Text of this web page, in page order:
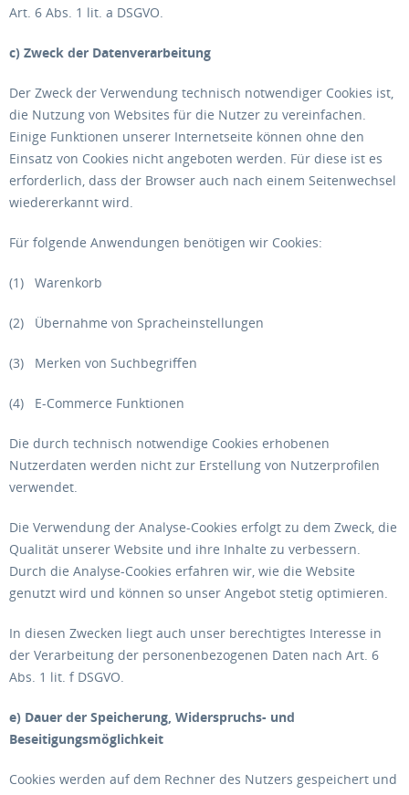
Art. 6 Abs. 1 lit. a DSGVO.
c) Zweck der Datenverarbeitung
Der Zweck der Verwendung technisch notwendiger Cookies ist,
die Nutzung von Websites für die Nutzer zu vereinfachen.
Einige Funktionen unserer Internetseite können ohne den
Einsatz von Cookies nicht angeboten werden. Für diese ist es
erforderlich, dass der Browser auch nach einem Seitenwechsel
wiedererkannt wird.
Für folgende Anwendungen benötigen wir Cookies:
(1) Warenkorb
(2) Übernahme von Spracheinstellungen
(3) Merken von Suchbegriffen
(4) E-Commerce Funktionen
Die durch technisch notwendige Cookies erhobenen
Nutzerdaten werden nicht zur Erstellung von Nutzerprofilen
verwendet.
Die Verwendung der Analyse-Cookies erfolgt zu dem Zweck, die
Qualität unserer Website und ihre Inhalte zu verbessern.
Durch die Analyse-Cookies erfahren wir, wie die Website
genutzt wird und können so unser Angebot stetig optimieren.
In diesen Zwecken liegt auch unser berechtigtes Interesse in
der Verarbeitung der personenbezogenen Daten nach Art. 6
Abs. 1 lit. f DSGVO.
e) Dauer der Speicherung, Widerspruchs- und
Beseitigungsmöglichkeit
Cookies werden auf dem Rechner des Nutzers gespeichert und